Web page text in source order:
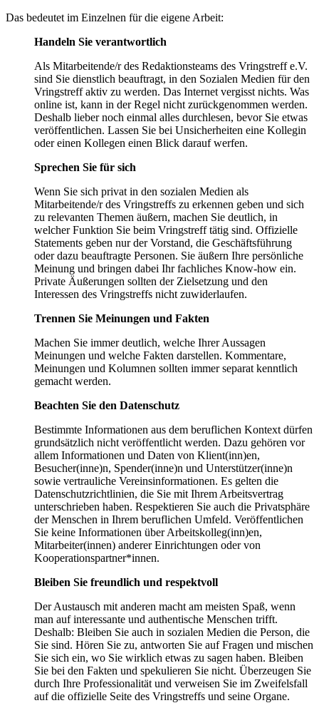
Das bedeutet im Einzelnen für die eigene Arbeit:
Handeln Sie verantwortlich
Als Mitarbeitende/r des Redaktionsteams des Vringstreff e.V.
sind Sie dienstlich beauftragt, in den Sozialen Medien für den
Vringstreff aktiv zu werden. Das Internet vergisst nichts. Was
online ist, kann in der Regel nicht zurückgenommen werden.
Deshalb lieber noch einmal alles durchlesen, bevor Sie etwas
veröffentlichen. Lassen Sie bei Unsicherheiten eine Kollegin
oder einen Kollegen einen Blick darauf werfen.
Sprechen Sie für sich
Wenn Sie sich privat in den sozialen Medien als
Mitarbeitende/r des Vringstreffs zu erkennen geben und sich
zu relevanten Themen äußern, machen Sie deutlich, in
welcher Funktion Sie beim Vringstreff tätig sind. Offizielle
Statements geben nur der Vorstand, die Geschäftsführung
oder dazu beauftragte Personen. Sie äußern Ihre persönliche
Meinung und bringen dabei Ihr fachliches Know-how ein.
Private Äußerungen sollten der Zielsetzung und den
Interessen des Vringstreffs nicht zuwiderlaufen.
Trennen Sie Meinungen und Fakten
Machen Sie immer deutlich, welche Ihrer Aussagen
Meinungen und welche Fakten darstellen. Kommentare,
Meinungen und Kolumnen sollten immer separat kenntlich
gemacht werden.
Beachten Sie den Datenschutz
Bestimmte Informationen aus dem beruflichen Kontext dürfen
grundsätzlich nicht veröffentlicht werden. Dazu gehören vor
allem Informationen und Daten von Klient(inn)en,
Besucher(inne)n, Spender(inne)n und Unterstützer(inne)n
sowie vertrauliche Vereinsinformationen. Es gelten die
Datenschutzrichtlinien, die Sie mit Ihrem Arbeitsvertrag
unterschrieben haben. Respektieren Sie auch die Privatsphäre
der Menschen in Ihrem beruflichen Umfeld. Veröffentlichen
Sie keine Informationen über Arbeitskolleg(inn)en,
Mitarbeiter(innen) anderer Einrichtungen oder von
Kooperationspartner*innen.
Bleiben Sie freundlich und respektvoll
Der Austausch mit anderen macht am meisten Spaß, wenn
man auf interessante und authentische Menschen trifft.
Deshalb: Bleiben Sie auch in sozialen Medien die Person, die
Sie sind. Hören Sie zu, antworten Sie auf Fragen und mischen
Sie sich ein, wo Sie wirklich etwas zu sagen haben. Bleiben
Sie bei den Fakten und spekulieren Sie nicht. Überzeugen Sie
durch Ihre Professionalität und verweisen Sie im Zweifelsfall
auf die offizielle Seite des Vringstreffs und seine Organe.